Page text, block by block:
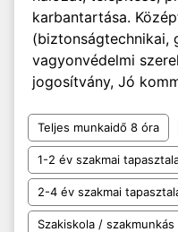
karbantartása.
(biztonságtechnikai,
vagyonvédelmi
jogosítvány, Jó
Teljes munkaidő 8 óra
1-2 év szakmai
2-4 év szakmai
Szakiskola / szakmunkás